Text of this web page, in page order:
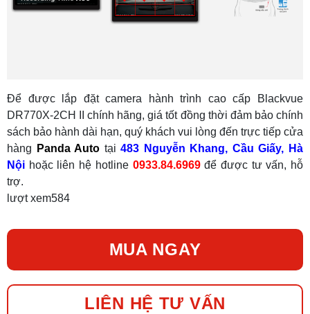
Để được lắp đặt camera hành trình cao cấp Blackvue
DR770X-2CH II
chính hãng, giá tốt đồng thời đảm bảo chính
sách bảo hành dài hạn, quý khách vui lòng đến trực tiếp cửa
hàng
Panda Auto tại483 Nguyễn Khang, Cầu Giấy, Hà
Nội hoặc liên hệ hotline 0933.84.6969để được tư vấn, hỗ
trợ.
lượt xem584
MUA NGAY
LIÊN HỆ TƯ VẤN